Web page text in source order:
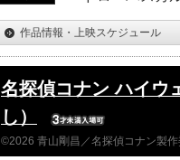
作品情報・上映スケジュール
名探偵コナン ハイウ
し）
©2026 青山剛昌／名探偵コナン製